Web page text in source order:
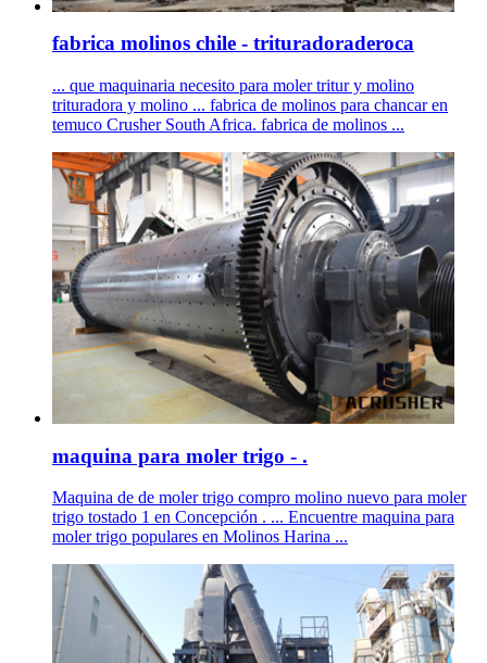
fabrica molinos chile - trituradoraderoca
... que maquinaria necesito para moler tritur y molino
trituradora y molino ... fabrica de molinos para chancar en
temuco Crusher South Africa. fabrica de molinos ...
maquina para moler trigo - .
Maquina de de moler trigo compro molino nuevo para moler
trigo tostado 1 en Concepción . ... Encuentre maquina para
moler trigo populares en Molinos Harina ...